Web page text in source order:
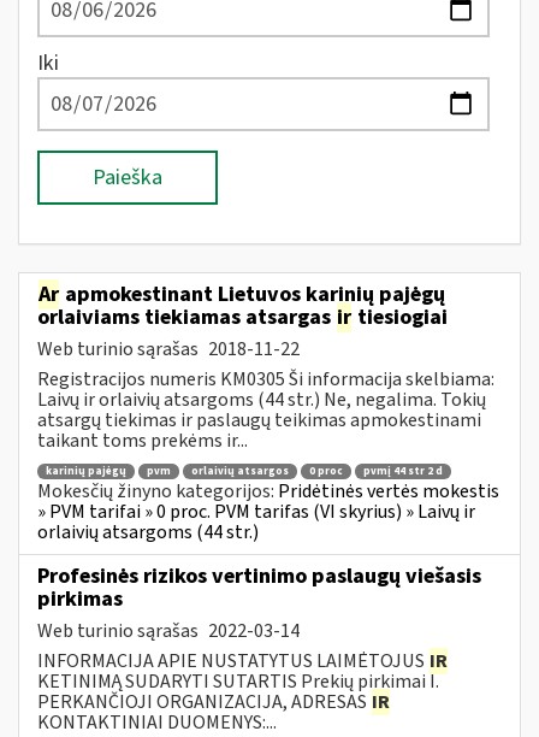
Iki
Paieška
Ar apmokestinant Lietuvos karinių pajėgų
orlaiviams tiekiamas atsargas ir tiesiogiai
Web turinio sąrašas 2018-11-22
Registracijos numeris KM0305 Ši informacija skelbiama:
Laivų ir orlaivių atsargoms (44 str.) Ne, negalima. Tokių
atsargų tiekimas ir paslaugų teikimas apmokestinami
taikant toms prekėms ir...
karinių pajėgų pvm orlaivių atsargos 0 proc pvmį 44 str 2 d
Mokesčių žinyno kategorijos: Pridėtinės vertės mokestis
» PVM tarifai » 0 proc. PVM tarifas (VI skyrius) » Laivų ir
orlaivių atsargoms (44 str.)
Profesinės rizikos vertinimo paslaugų viešasis
pirkimas
Web turinio sąrašas 2022-03-14
INFORMACIJA APIE NUSTATYTUS LAIMĖTOJUS IR
KETINIMĄ SUDARYTI SUTARTIS Prekių pirkimai I.
PERKANČIOJI ORGANIZACIJA, ADRESAS IR
KONTAKTINIAI DUOMENYS:...